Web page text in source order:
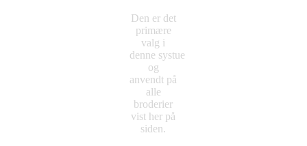
Den er det
primære
valg i
denne systue
og
anvendt på
alle
broderier
vist her på
siden.